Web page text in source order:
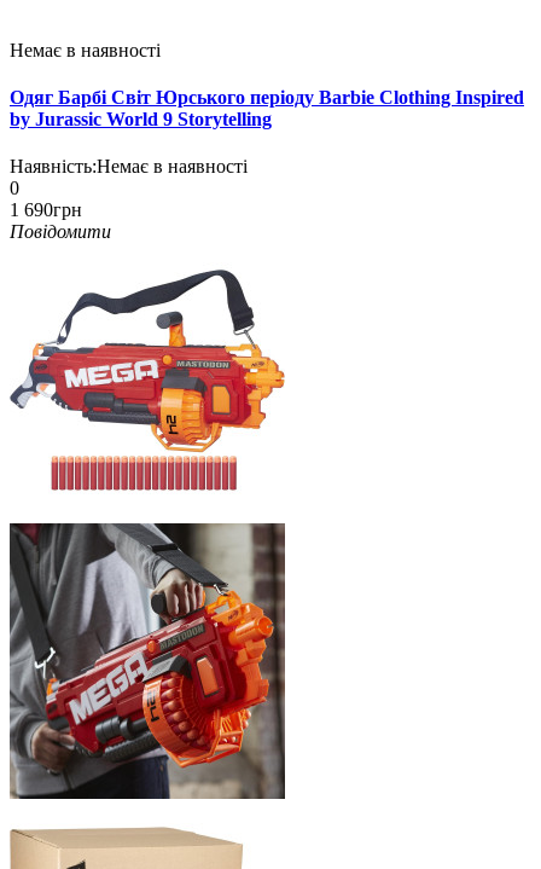
Немає в наявності
Одяг Барбі Світ Юрського періоду Barbie Clothing Inspired
by Jurassic World 9 Storytelling
Наявність:Немає в наявності
0
1 690грн
Повідомити